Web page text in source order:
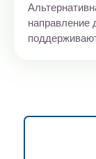
направление